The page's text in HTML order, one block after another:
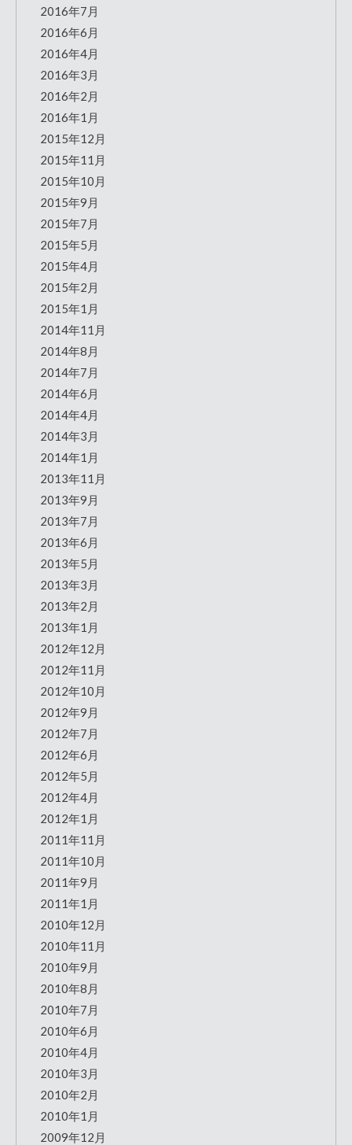
2016年7月
2016年6月
2016年4月
2016年3月
2016年2月
2016年1月
2015年12月
2015年11月
2015年10月
2015年9月
2015年7月
2015年5月
2015年4月
2015年2月
2015年1月
2014年11月
2014年8月
2014年7月
2014年6月
2014年4月
2014年3月
2014年1月
2013年11月
2013年9月
2013年7月
2013年6月
2013年5月
2013年3月
2013年2月
2013年1月
2012年12月
2012年11月
2012年10月
2012年9月
2012年7月
2012年6月
2012年5月
2012年4月
2012年1月
2011年11月
2011年10月
2011年9月
2011年1月
2010年12月
2010年11月
2010年9月
2010年8月
2010年7月
2010年6月
2010年4月
2010年3月
2010年2月
2010年1月
2009年12月